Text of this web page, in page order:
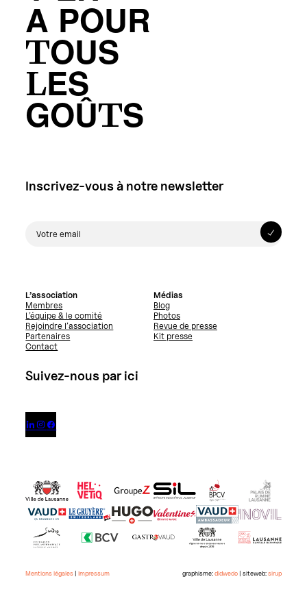
A POUR
TOUS
LES
GOÛTS
Inscrivez-vous à notre newsletter
L’association
Membres
L’équipe & le comité
Rejoindre l’association
Partenaires
Contact
Médias
Blog
Photos
Revue de presse
Kit presse
Suivez-nous par ici
  
Mentions légales |Impressum graphisme:didwedo| siteweb:sirup